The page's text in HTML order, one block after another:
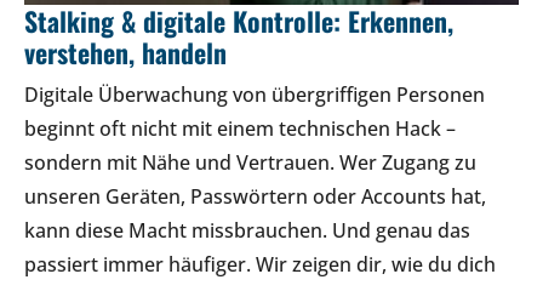
Stalking & digitale Kontrolle: Erkennen,
verstehen, handeln
Digitale Überwachung von übergriffigen Personen
beginnt oft nicht mit einem technischen Hack –
sondern mit Nähe und Vertrauen. Wer Zugang zu
unseren Geräten, Passwörtern oder Accounts hat,
kann diese Macht missbrauchen. Und genau das
passiert immer häufiger. Wir zeigen dir, wie du dich